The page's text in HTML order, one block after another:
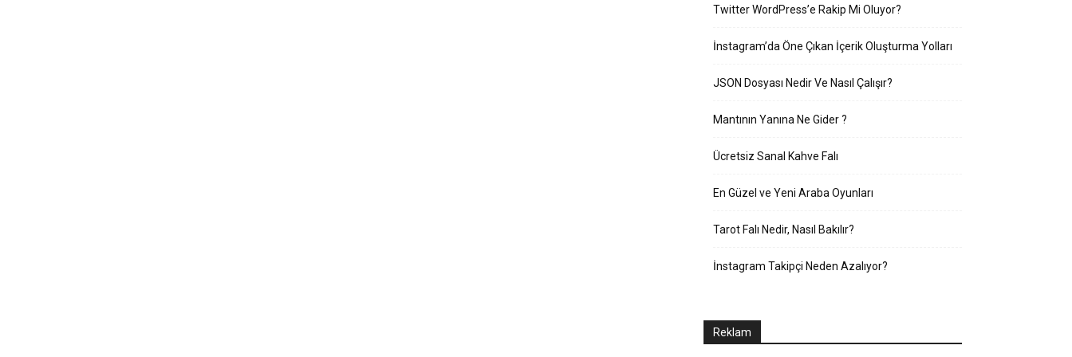
Twitter WordPress’e Rakip Mi Oluyor?
İnstagram’da Öne Çıkan İçerik Oluşturma Yolları
JSON Dosyası Nedir Ve Nasıl Çalışır?
Mantının Yanına Ne Gider ?
Ücretsiz Sanal Kahve Falı
En Güzel ve Yeni Araba Oyunları
Tarot Falı Nedir, Nasıl Bakılır?
İnstagram Takipçi Neden Azalıyor?
Reklam